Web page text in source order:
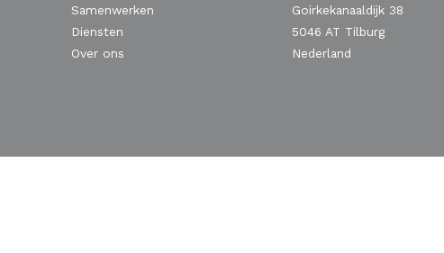
Samenwerken
Diensten
Over ons
Goirkekanaaldijk 38
5046 AT Tilburg
Nederland